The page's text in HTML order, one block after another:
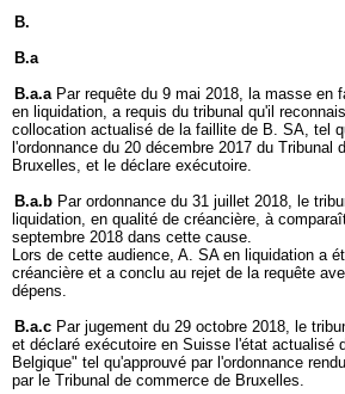
B.
B.a
B.a.a Par requête du 9 mai 2018, la masse en
en liquidation, a requis du tribunal qu'il
collocation actualisé de la faillite de B. SA, tel
l'ordonnance du 20 décembre 2017 du Tribunal
Bruxelles, et le déclare exécutoire.
B.a.b Par ordonnance du 31 juillet 2018, le
liquidation, en qualité de créancière, à
septembre 2018 dans cette cause.
Lors de cette audience, A. SA en liquidation a
créancière et a conclu au rejet de la requête
dépens.
B.a.c Par jugement du 29 octobre 2018, le
et déclaré exécutoire en Suisse l'état actualisé
Belgique" tel qu'approuvé par l'ordonnance
par le Tribunal de commerce de Bruxelles.